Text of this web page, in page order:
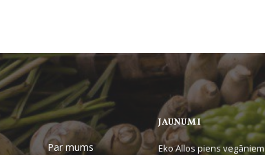
Par mums
JAUNUMI
Eko Allos piens vegāniem